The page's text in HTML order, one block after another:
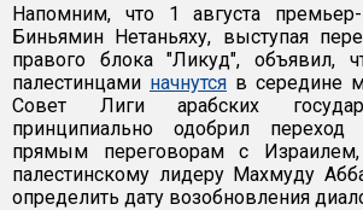
Напомним, что 1 августа
Биньямин Нетаньяху, выступая
правого блока "Ликуд", объявил,
палестинцами начнутся в середине
Совет Лиги арабских
принципиально одобрил
прямым переговорам с
палестинскому лидеру Махмуду
определить дату возобновления